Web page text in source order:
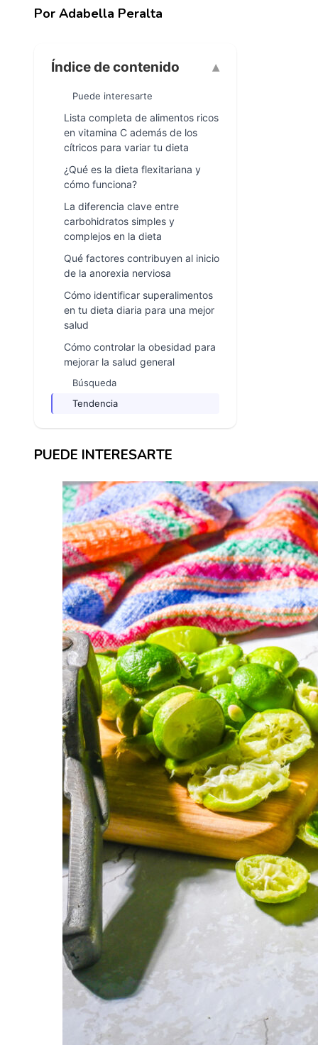
Por Adabella Peralta
Índice de contenido
Puede interesarte
Lista completa de alimentos ricos
en vitamina C además de los
cítricos para variar tu dieta
¿Qué es la dieta flexitariana y
cómo funciona?
La diferencia clave entre
carbohidratos simples y
complejos en la dieta
Qué factores contribuyen al inicio
de la anorexia nerviosa
Cómo identificar superalimentos
en tu dieta diaria para una mejor
salud
Cómo controlar la obesidad para
mejorar la salud general
Búsqueda
Tendencia
PUEDE INTERESARTE